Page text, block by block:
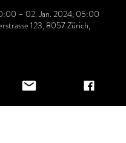
– 02. Jan. 2024, 05:00
123, 8057 Zürich,